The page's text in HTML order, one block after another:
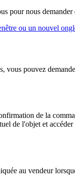
pour nous
ou un nouvel
vous pouvez
de la
de l'objet et
au vendeur